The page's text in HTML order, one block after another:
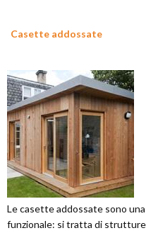
Casette addossate
Le casette addossate sono
funzionale: si tratta di strutture